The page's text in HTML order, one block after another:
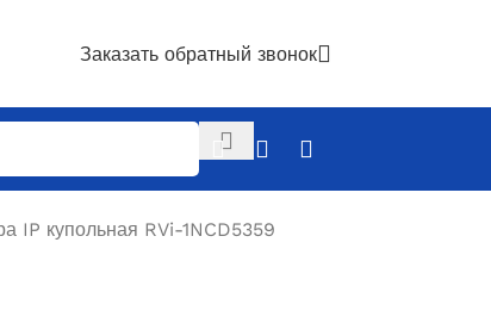
Заказать обратный звонок
IP купольная RVi-1NCD5359